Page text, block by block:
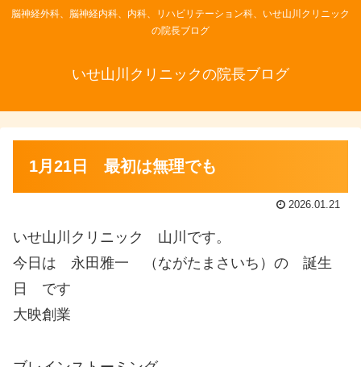
脳神経外科、脳神経内科、内科、リハビリテーション科、いせ山川クリニック
の院長ブログ
いせ山川クリニックの院長ブログ
1月21日 最初は無理でも
2026.01.21
いせ山川クリニック 山川です。
今日は 永田雅一 （ながたまさいち）の 誕生
日 です
大映創業